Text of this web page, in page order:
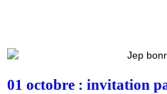
01 octobre : invitation